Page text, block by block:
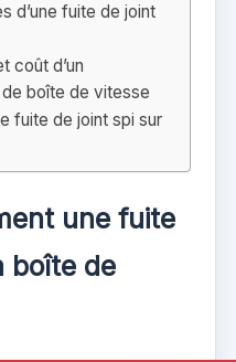
d’une fuite de joint
coût d’un
boîte de vitesse
fuite de joint spi sur
une fuite
boîte de